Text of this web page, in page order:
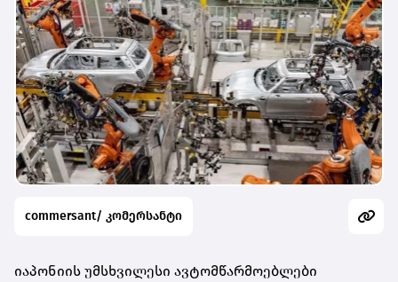
commersant/ კომერსანტი
იაპონიის უმსხვილესი ავტომწარმოებლები